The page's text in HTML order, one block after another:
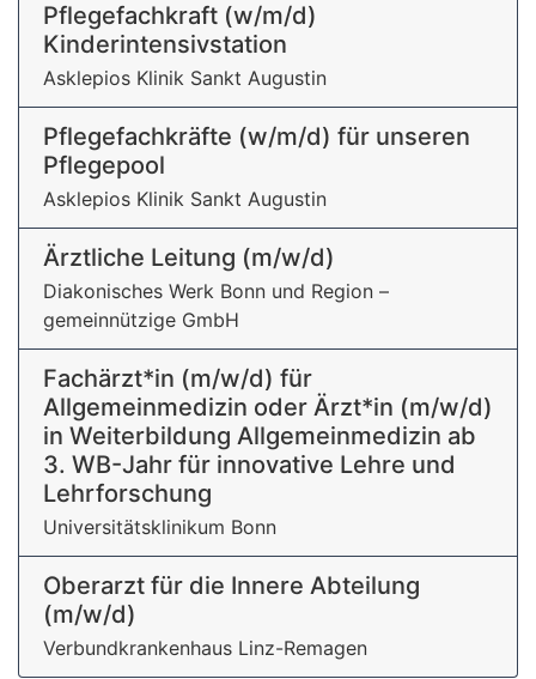
Pflegefachkraft (w/m/d)
Kinderintensivstation
Asklepios Klinik Sankt Augustin
Pflegefachkräfte (w/m/d) für unseren
Pflegepool
Asklepios Klinik Sankt Augustin
Ärztliche Leitung (m/w/d)
Diakonisches Werk Bonn und Region –
gemeinnützige GmbH
Fachärzt*in (m/w/d) für
Allgemeinmedizin oder Ärzt*in (m/w/d)
in Weiterbildung Allgemeinmedizin ab
3. WB-Jahr für innovative Lehre und
Lehrforschung
Universitätsklinikum Bonn
Oberarzt für die Innere Abteilung
(m/w/d)
Verbundkrankenhaus Linz-Remagen